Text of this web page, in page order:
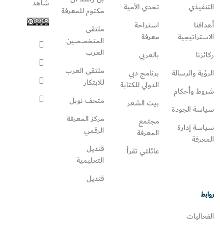
التنفيذي
أهدافنا
الاستراتيجية
ركائزنا
الرؤية والرسالة
شروط وأحكام
سياسة الجودة
سياسة إدارة
المعرفة
تحدي الأمية
استراحة
معرفة
بالعربي
برنامج دبي
الدولي للكتابة
بيت الشعر
مجتمع
المعرفة
عائلتي تقرأ‎
مكتوم للمعرفة
ملتقى
المتخصصين
العرب
ملتقى العرب
للابتكار
متحف نوبل
مركز المعرفة
الرقمي
قنديل
التعليمية
قنديل
شاهد
روابط
الفعاليات